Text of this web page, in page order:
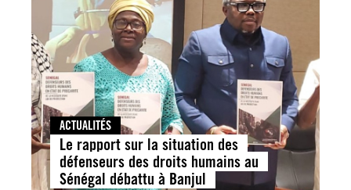
ACTUALITÉS
Le rapport sur la situation des
défenseurs des droits humains au
Sénégal débattu à Banjul